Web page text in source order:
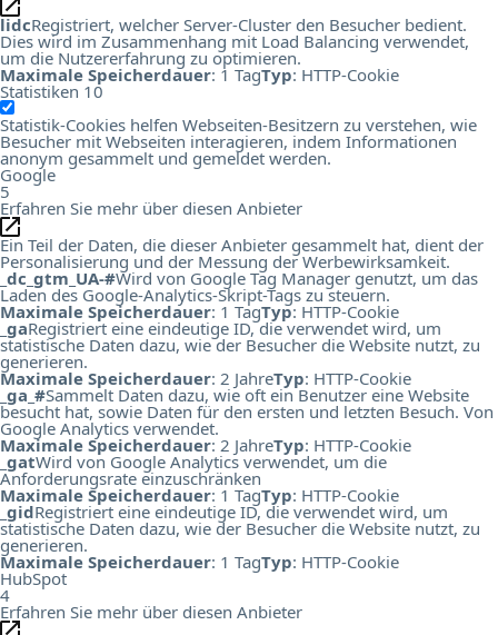
lidcRegistriert, welcher Server-Cluster den Besucher bedient.
Dies wird im Zusammenhang mit Load Balancing verwendet,
um die Nutzererfahrung zu optimieren.
Maximale Speicherdauer: 1 TagTyp: HTTP-Cookie
Statistiken 10
Statistik-Cookies helfen Webseiten-Besitzern zu verstehen, wie
Besucher mit Webseiten interagieren, indem Informationen
anonym gesammelt und gemeldet werden.
Google
5
Erfahren Sie mehr über diesen Anbieter
Ein Teil der Daten, die dieser Anbieter gesammelt hat, dient der
Personalisierung und der Messung der Werbewirksamkeit.
_dc_gtm_UA-#Wird von Google Tag Manager genutzt, um das
Laden des Google-Analytics-Skript-Tags zu steuern.
Maximale Speicherdauer: 1 TagTyp: HTTP-Cookie
_gaRegistriert eine eindeutige ID, die verwendet wird, um
statistische Daten dazu, wie der Besucher die Website nutzt, zu
generieren.
Maximale Speicherdauer: 2 JahreTyp: HTTP-Cookie
_ga_#Sammelt Daten dazu, wie oft ein Benutzer eine Website
besucht hat, sowie Daten für den ersten und letzten Besuch. Von
Google Analytics verwendet.
Maximale Speicherdauer: 2 JahreTyp: HTTP-Cookie
_gatWird von Google Analytics verwendet, um die
Anforderungsrate einzuschränken
Maximale Speicherdauer: 1 TagTyp: HTTP-Cookie
_gidRegistriert eine eindeutige ID, die verwendet wird, um
statistische Daten dazu, wie der Besucher die Website nutzt, zu
generieren.
Maximale Speicherdauer: 1 TagTyp: HTTP-Cookie
HubSpot
4
Erfahren Sie mehr über diesen Anbieter